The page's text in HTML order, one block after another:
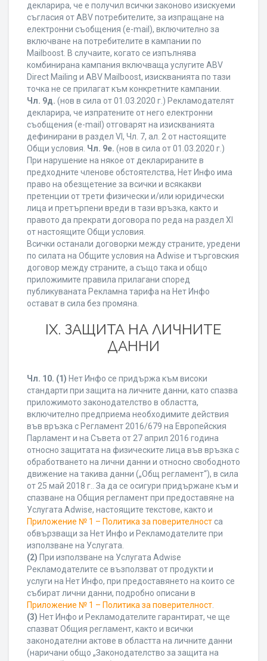
декларира, че е получил всички законово изискуеми
съгласия от ABV потребителите, за изпращане на
електронни съобщения (e-mail), включително за
включване на потребителите в кампании по
Mailboost. В случаите, когато се изпълнява
комбинирана кампания включваща услугите ABV
Direct Mailing и ABV Mailboost, изискванията по тази
точка не се прилагат към конкретните кампании.
Чл. 9д. (нов в сила от 01.03.2020 г.) Рекламодателят
декларира, че изпратените от него електронни
съобщения (e-mail) отговарят на изискванията
дефинирани в раздел VI, Чл. 7, ал. 2 от настоящите
Общи условия. Чл. 9е. (нов в сила от 01.03.2020 г.)
При нарушение на някое от декларираните в
предходните членове обстоятелства, Нет Инфо има
право на обезщетение за всички и всякакви
претенции от трети физически и/или юридически
лица и претърпени вреди в тази връзка, както и
правото да прекрати договора по реда на раздел XI
от настоящите Общи условия.
Всички останали договорки между страните, уредени
по силата на Общите условия на Adwise и търговския
договор между страните, а също така и общо
приложимите правила прилагани според
публикуваната Рекламна тарифа на Нет Инфо
остават в сила без промяна.
IХ. ЗАЩИТА НА ЛИЧНИТЕ
ДАННИ
Чл. 10. (1) Нет Инфо се придържа към високи
стандарти при защита на личните данни, като спазва
приложимото законодателство в областта,
включително предприема необходимите действия
във връзка с Регламент 2016/679 на Европейския
Парламент и на Съвета от 27 април 2016 година
относно защитата на физическите лица във връзка с
обработването на лични данни и относно свободното
движение на такива данни („Общ регламент“), в сила
от 25 май 2018 г.. За да се осигури придържане към и
спазване на Общия регламент при предоставяне на
Услугата Adwise, настоящите текстове, както и
Приложение № 1 – Политика за поверителностса
обвързващи за Нет Инфо и Рекламодателите при
използване на Услугата.
(2) При използване на Услугата Adwise
Рекламодателите се възползват от продукти и
услуги на Нет Инфо, при предоставянето на които се
събират лични данни, подробно описани в
Приложение № 1 – Политика за поверителност
(3) Нет Инфо и Рекламодателите гарантират, че ще
спазват Общия регламент, както и всички
законодателни актове в областта на личните данни
(наричани общо „Законодателство за защита на